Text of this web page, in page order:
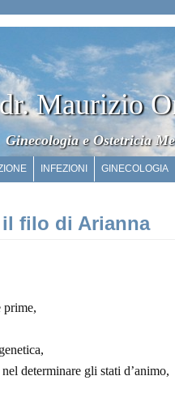
Maurizio
Ginecologia e Ostetricia
INFEZIONI GINECOLOGIA
filo di Arianna
prime,
determinare gli stati d’animo,